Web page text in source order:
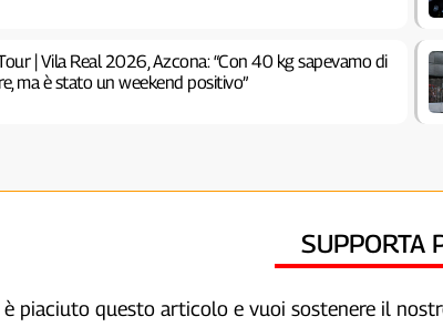
| Vila Real 2026, Azcona: “Con 40 kg sapevamo di
ma è stato un weekend positivo”
SUPPORTA
è piaciuto questo articolo e vuoi sostenere il